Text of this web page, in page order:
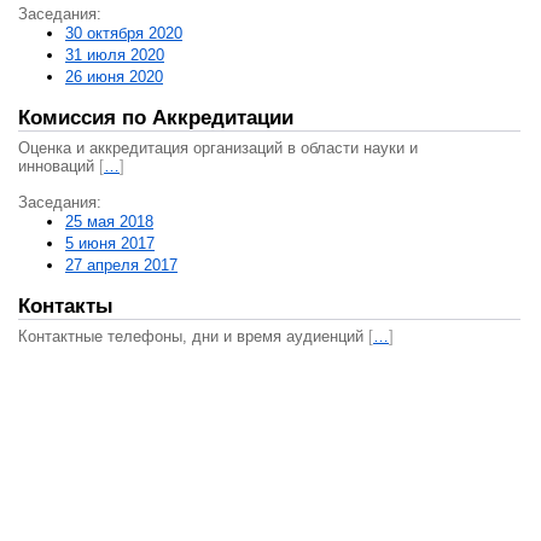
Заседания:
30 октября 2020
31 июля 2020
26 июня 2020
Комиссия по Аккредитации
Оценка и аккредитация организаций в области науки и
инноваций […]
Заседания:
25 мая 2018
5 июня 2017
27 апреля 2017
Контакты
Контактные телефоны, дни и время аудиенций […]